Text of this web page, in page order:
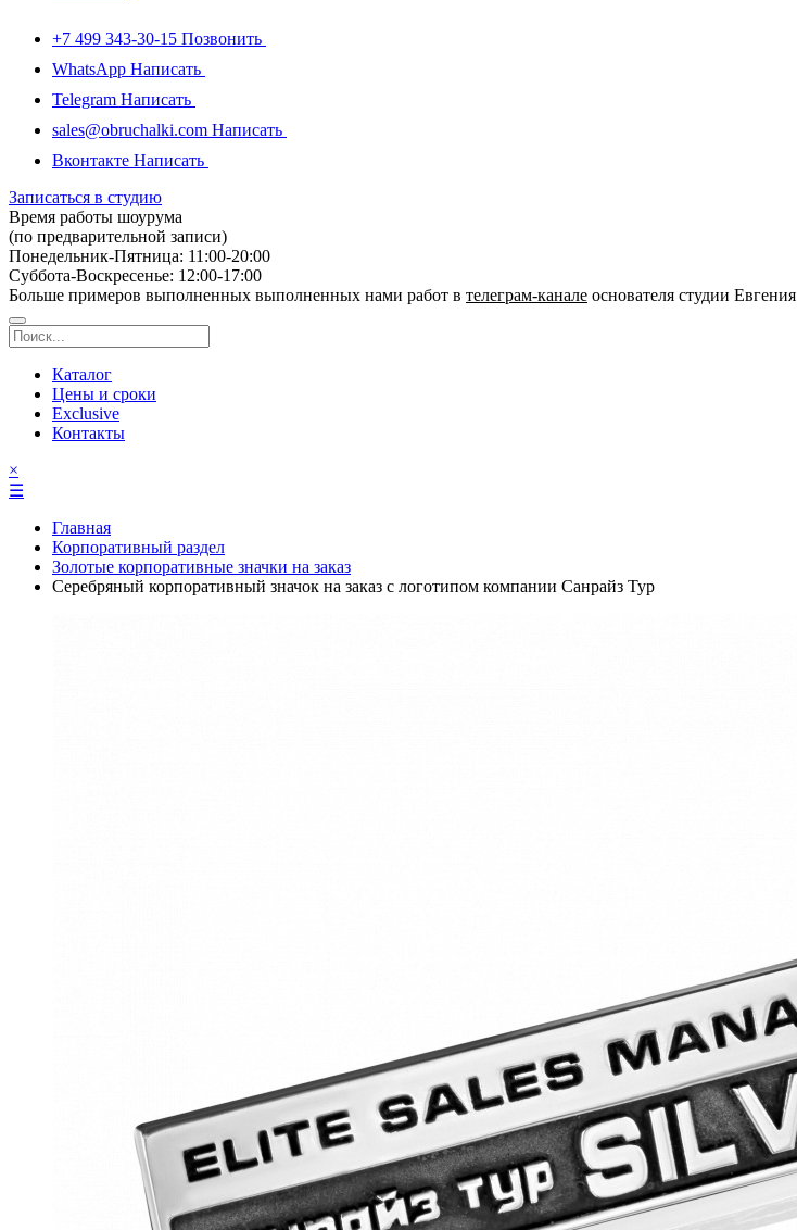
+7 499 343-30-15 Позвонить
WhatsApp Написать
Telegram Написать
sales@obruchalki.com Написать
Вконтакте Написать
Записаться в студию
Время работы шоурума
(по предварительной записи)
Понедельник-Пятница: 11:00-20:00
Суббота-Bоcкресенье: 12:00-17:00
Больше примеров выполненных выполненных нами работ в телеграм-канале основателя студии Евгения
Каталог
Цены и сроки
Exclusive
Контакты
×
☰
Главная
Корпоративный раздел
Золотые корпоративные значки на заказ
Серебряный корпоративный значок на заказ с логотипом компании Санрайз Тур